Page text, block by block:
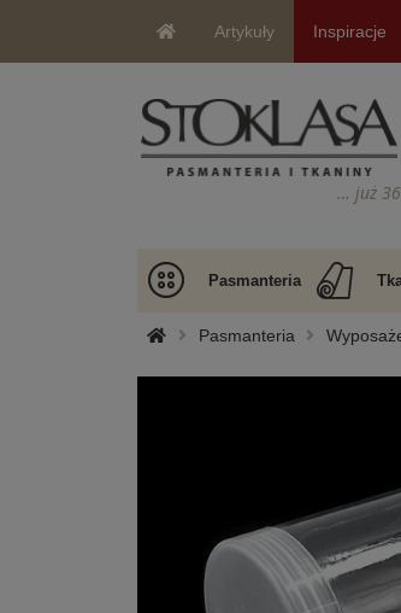
Artykuły Inspiracje
… już
Pasmanteria
Pasmanteria